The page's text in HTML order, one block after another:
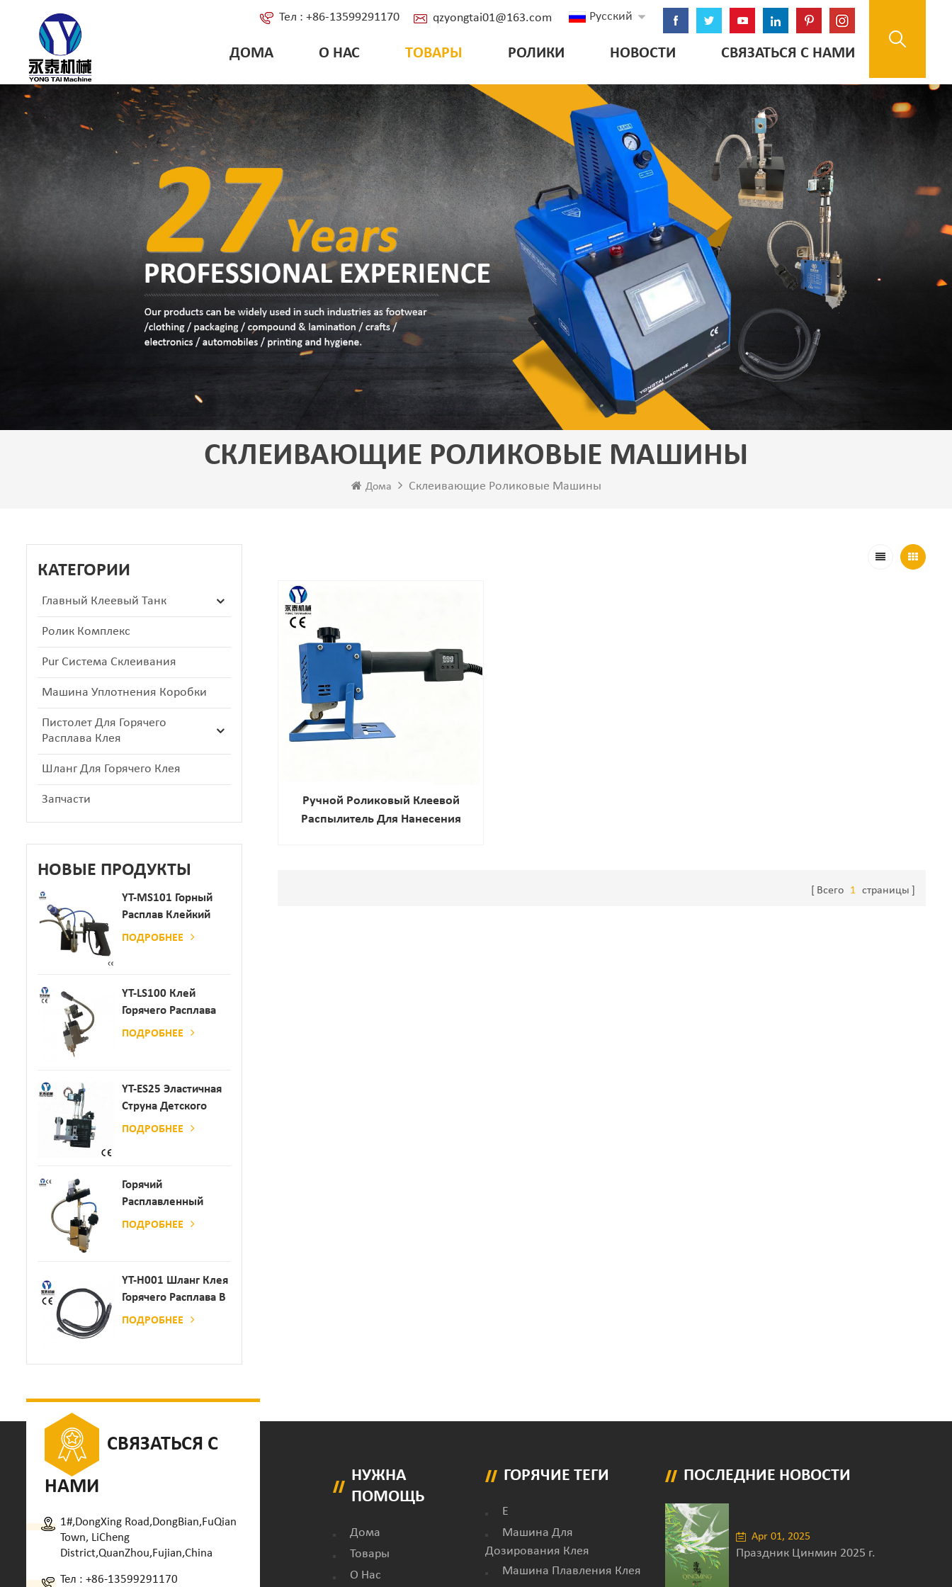
Русский
Тел : +86-13599291170 qzyongtai01@163.com
ДОМА О НАС ТОВАРЫ РОЛИКИ НОВОСТИ СВЯЗАТЬСЯ С НАМИ
СКЛЕИВАЮЩИЕ РОЛИКОВЫЕ МАШИНЫ
Дома Склеивающие Роликовые Машины
КАТЕГОРИИ
Главный Клеевый Танк
Ролик Комплекс
Pur Система Склеивания
Машина Уплотнения Коробки
Пистолет Для Горячего
Расплава Клея
Шланг Для Горячего Клея
Запчасти
НОВЫЕ ПРОДУКТЫ
YT-MS101 Горный
Расплав Клейкий
Распылительный
ПОДРОБНЕЕ
YT-LS100 Клей
Горячего Расплава
Клея
ПОДРОБНЕЕ
YT-ES25 Эластичная
Струна Детского
Пеленки
ПОДРОБНЕЕ
Горячий
Расплавленный
Клей
ПОДРОБНЕЕ
YT-H001 Шланг Клея
Горячего Расплава В
Сочетании С
ПОДРОБНЕЕ
Ручной Роликовый Клеевой
Распылитель Для Нанесения
Всего 1 страницы
СВЯЗАТЬСЯ С
НАМИ
1#,DongXing Road,DongBian,FuQian
Town, LiCheng
District,QuanZhou,Fujian,China
Тел : +86-13599291170
НУЖНА
ПОМОЩЬ
Дома
Товары
О Нас
ГОРЯЧИЕ ТЕГИ
E
Машина Для
Дозирования Клея
Машина Плавления Клея
ПОСЛЕДНИЕ НОВОСТИ
Apr 01, 2025
Праздник Цинмин 2025 г.